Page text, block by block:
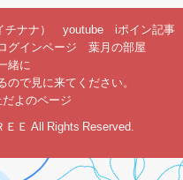
チナナ） youtube
iポイン記事
グインページ
葉月の部屋
緒に
で見に来てください。
だよのページ
Ｅ All Rights Reserved.